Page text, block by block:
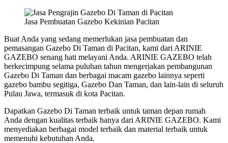
Jasa Pembuatan Gazebo Kekinian Pacitan
Buat Anda yang sedang memerlukan jasa pembuatan dan
pemasangan Gazebo Di Taman di Pacitan, kami dari ARINIE
GAZEBO senang hati melayani Anda. ARINIE GAZEBO telah
berkecimpung selama puluhan tahun mengerjakan pembangunan
Gazebo Di Taman dan berbagai macam gazebo lainnya seperti
gazebo bambu segitiga, Gazebo Dan Taman, dan lain-lain di seluruh
Pulau Jawa, termasuk di kota Pacitan.
Dapatkan Gazebo Di Taman terbaik untuk taman depan rumah
Anda dengan kualitas terbaik hanya dari ARINIE GAZEBO. Kami
menyediakan berbagai model terbaik dan material terbaik untuk
memenuhi kebutuhan Anda.